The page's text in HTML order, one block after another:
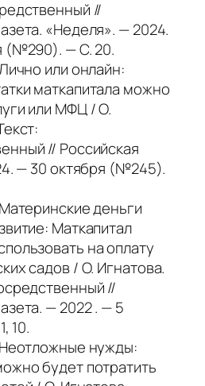
//
«Неделя». — 2024.
(№290). — С. 20.
или онлайн:
маткапитала можно
или МФЦ / О.
// Российская
— 30 октября (№245).
деньги
Маткапитал
на оплату
садов / О. Игнатова.
//
— 2022 . — 5
10.
нужды:
будет потратить